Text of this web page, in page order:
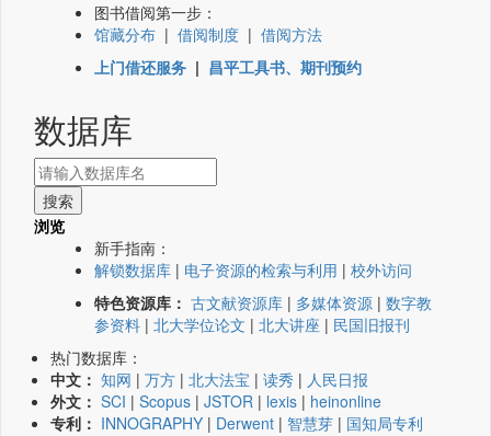
图书借阅第一步：
馆藏分布 | 借阅制度 | 借阅方法
上门借还服务 | 昌平工具书、期刊预约
数据库
浏览
新手指南：
解锁数据库 | 电子资源的检索与利用 | 校外访问
特色资源库： 古文献资源库 | 多媒体资源 | 数字教
参资料 | 北大学位论文 | 北大讲座 | 民国旧报刊
热门数据库：
中文： 知网 | 万方 | 北大法宝 | 读秀 | 人民日报
外文： SCI | Scopus | JSTOR | lexis | heinonline
专利： INNOGRAPHY | Derwent | 智慧芽 | 国知局专利